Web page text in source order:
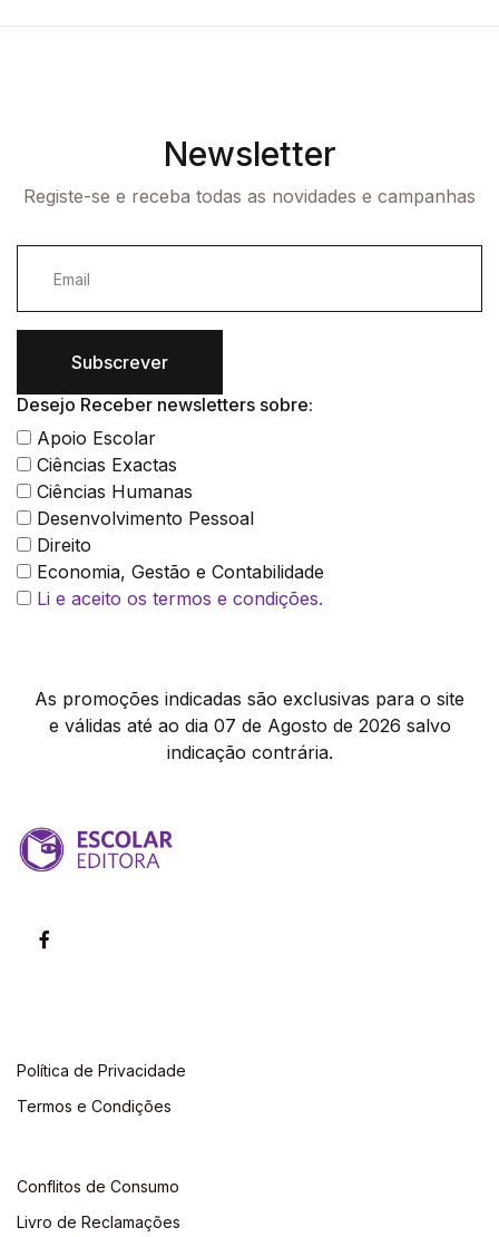
Newsletter
Registe-se e receba todas as novidades e campanhas
Subscrever
Desejo Receber newsletters sobre:
Apoio Escolar
Ciências Exactas
Ciências Humanas
Desenvolvimento Pessoal
Direito
Economia, Gestão e Contabilidade
Li e aceito os termos e condições.
As promoções indicadas são exclusivas para o site
e válidas até ao dia 07 de Agosto de 2026 salvo
indicação contrária.
Política de Privacidade
Termos e Condições
Conflitos de Consumo
Livro de Reclamações